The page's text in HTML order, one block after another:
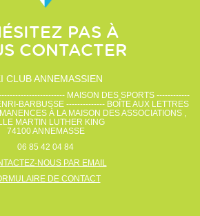
PAS À
CONTACTER
CLUB ANNEMASSIEN
MAISON DES SPORTS ------------
BARBUSSE -------------- BOÎTE AUX LETTRES
À LA MAISON DES ASSOCIATIONS ,
MARTIN LUTHER KING
74100ANNEMASSE
06 85 42 04 84
NOUS PAR EMAIL
DE CONTACT